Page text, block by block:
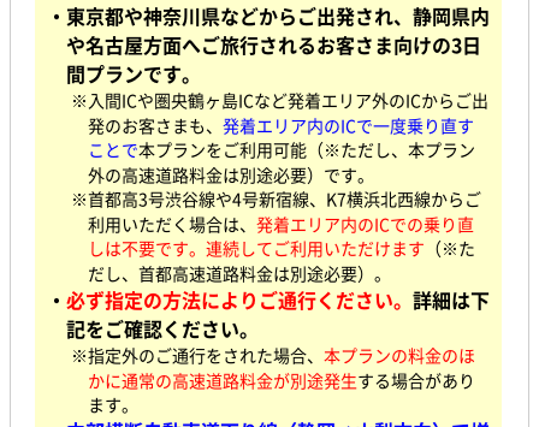
・東京都や神奈川県などからご出発され、静岡県内
や名古屋方面へご旅行されるお客さま向けの3日
間プランです。
※入間ICや圏央鶴ヶ島ICなど発着エリア外のICからご出
発のお客さまも、 発着エリア内のICで一度乗り直す
ことで本プランをご利用可能（※ただし、本プラン
外の高速道路料金は別途必要）です。
※首都高3号渋谷線や4号新宿線、K7横浜北西線からご
利用いただく場合は、 発着エリア内のICでの乗り直
しは不要です。連続してご利用いただけます （※た
だし、首都高速道路料金は別途必要）。
・ 必ず指定の方法によりご通行ください。 詳細は下
記をご確認ください。
※指定外のご通行をされた場合、 本プランの料金のほ
かに通常の高速道路料金が別途発生する場合があり
ます。